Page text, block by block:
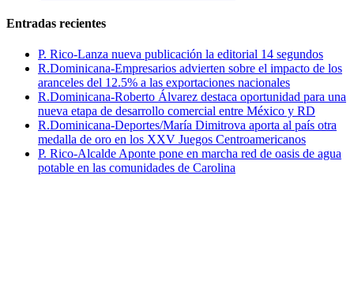
Entradas recientes
P. Rico-Lanza nueva publicación la editorial 14 segundos
R.Dominicana-Empresarios advierten sobre el impacto de los
aranceles del 12.5% a las exportaciones nacionales
R.Dominicana-Roberto Álvarez destaca oportunidad para una
nueva etapa de desarrollo comercial entre México y RD
R.Dominicana-Deportes/María Dimitrova aporta al país otra
medalla de oro en los XXV Juegos Centroamericanos
P. Rico-Alcalde Aponte pone en marcha red de oasis de agua
potable en las comunidades de Carolina